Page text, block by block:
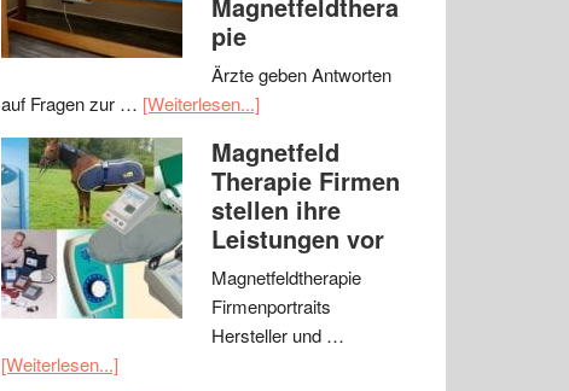
pie
Ärzte geben Antworten
auf Fragen zur … [Weiterlesen...]
Magnetfeld
Therapie Firmen
stellen ihre
Leistungen vor
Magnetfeldtherapie
Firmenportraits
Hersteller und …
[Weiterlesen...]